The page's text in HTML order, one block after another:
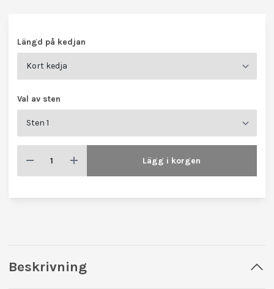
Längd på kedjan
Val av sten
Lägg i korgen
Beskrivning